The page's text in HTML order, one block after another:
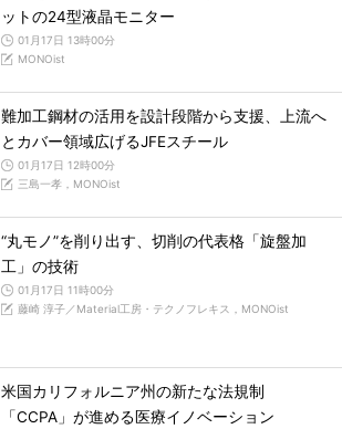
ットの24型液晶モニター
01月17日 13時00分
MONOist
難加工鋼材の活用を設計段階から支援、上流へ
とカバー領域広げるJFEスチール
01月17日 12時00分
三島一孝，MONOist
“丸モノ”を削り出す、切削の代表格「旋盤加
工」の技術
01月17日 11時00分
藤崎 淳子／Material工房・テクノフレキス，MONOist
米国カリフォルニア州の新たな法規制
「CCPA」が進める医療イノベーション